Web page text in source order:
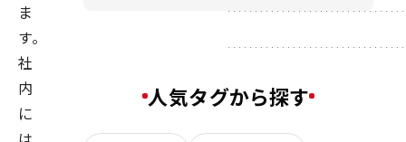
ま
す。
社
内
に
人気タグから探す